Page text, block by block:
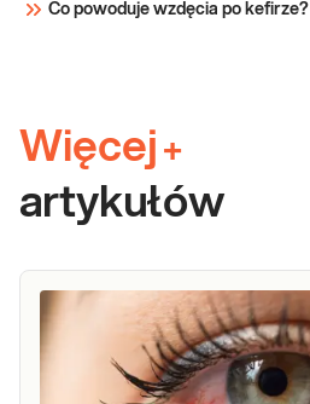
Co powoduje wzdęcia po kefirze?
Więcej +
artykułów